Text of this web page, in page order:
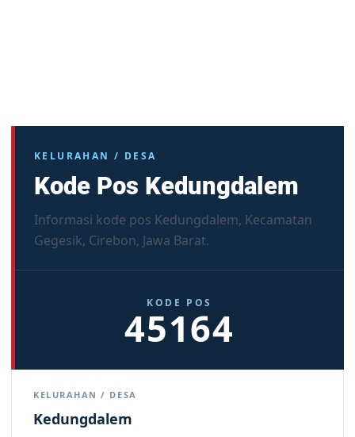
KELURAHAN / DESA
Kode Pos Kedungdalem
Informasi kode pos Kedungdalem, Kecamatan
Gegesik, Cirebon, Jawa Barat.
KODE POS
45164
KELURAHAN / DESA
Kedungdalem